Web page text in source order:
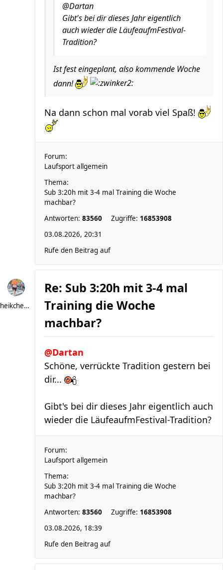
@Dartan
Gibt's bei dir dieses Jahr eigentlich
auch wieder die LäufeaufmFestival-
Tradition?
Ist fest eingeplant, also kommende Woche
dann!
Na dann schon mal vorab viel Spaß!
Forum:
Laufsport allgemein
Thema:
Sub 3:20h mit 3-4 mal Training die Woche
machbar?
Antworten: 83560 Zugriffe: 16853908
03.08.2026, 20:31
Rufe den Beitrag auf
heikchen007
Re: Sub 3:20h mit 3-4 mal
Training die Woche
machbar?
@Dartan
Schöne, verrückte Tradition gestern bei
dir...
Gibt's bei dir dieses Jahr eigentlich auch
wieder die LäufeaufmFestival-Tradition?
Forum:
Laufsport allgemein
Thema:
Sub 3:20h mit 3-4 mal Training die Woche
machbar?
Antworten: 83560 Zugriffe: 16853908
03.08.2026, 18:39
Rufe den Beitrag auf